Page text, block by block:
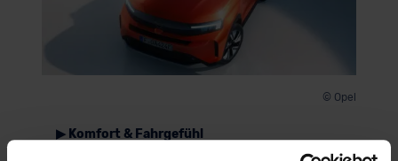
© Opel
▶ Komfort & Fahrgefühl